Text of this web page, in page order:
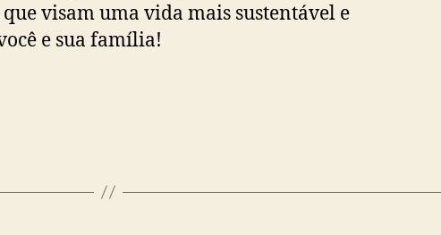
que visam uma vida mais sustentável e
e sua família!